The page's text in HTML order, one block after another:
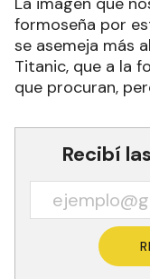
formoseña por
se asemeja más
Titanic, que a la
que procuran,
Recibí